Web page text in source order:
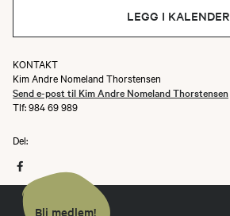
LEGG I KALENDER
KONTAKT
Kim Andre Nomeland Thorstensen
Send e-post til Kim Andre Nomeland Thorstensen
Tlf: 984 69 989
Del:
Bli medlem!